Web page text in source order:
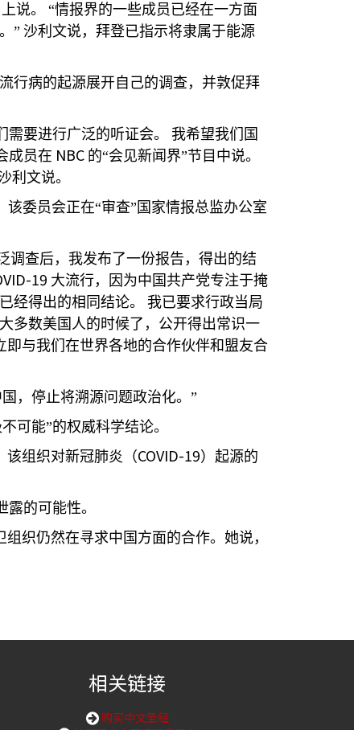
说。
“情报界的一些成员已经在一方面
” 沙利文说，拜登已指示将隶属于能源
行病的起源展开自己的调查，并敦促拜
需要进行广泛的听证会。
我希望我们国
成员在 NBC 的“会见新闻界”节目中说。
利文说。
该委员会正在“审查”国家情报总监办公室
调查后，我发布了一份报告，得出的结
19 大流行，因为中国共产党专注于掩
经得出的相同结论。
我已要求行政当局
多数美国人的时候了，公开得出常识一
即与我们在世界各地的合作伙伴和盟友合
，停止将溯源问题政治化。”
可能”的权威科学结论。
该组织对新冠肺炎（COVID-19）起源的
的可能性。
组织仍然在寻求中国方面的合作。她说，
相关链接
购买中文圣经